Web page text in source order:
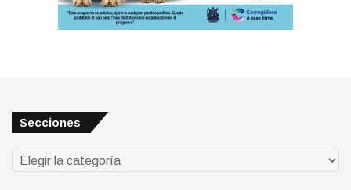
Secciones
Secciones